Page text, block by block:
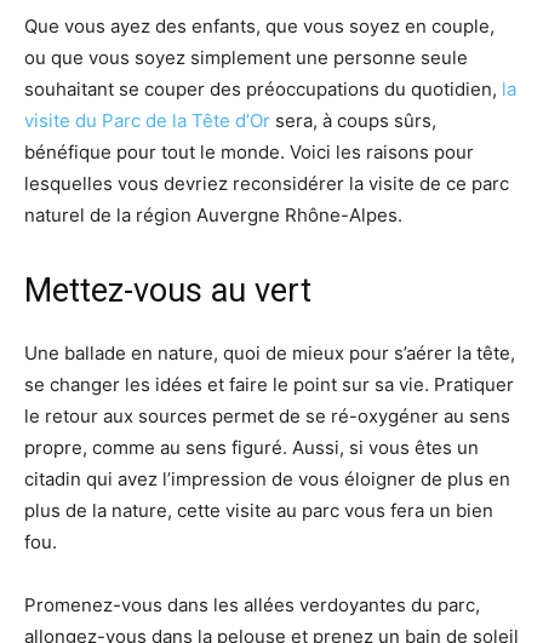
Que vous ayez des enfants, que vous soyez en couple,
ou que vous soyez simplement une personne seule
souhaitant se couper des préoccupations du quotidien, la
visite du Parc de la Tête d’Or sera, à coups sûrs,
bénéfique pour tout le monde. Voici les raisons pour
lesquelles vous devriez reconsidérer la visite de ce parc
naturel de la région Auvergne Rhône-Alpes.
Mettez-vous au vert
Une ballade en nature, quoi de mieux pour s’aérer la tête,
se changer les idées et faire le point sur sa vie. Pratiquer
le retour aux sources permet de se ré-oxygéner au sens
propre, comme au sens figuré. Aussi, si vous êtes un
citadin qui avez l’impression de vous éloigner de plus en
plus de la nature, cette visite au parc vous fera un bien
fou.
Promenez-vous dans les allées verdoyantes du parc,
allongez-vous dans la pelouse et prenez un bain de soleil